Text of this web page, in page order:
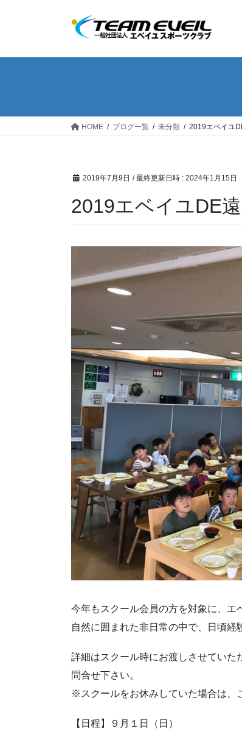
HOME ブログ一覧 未分類 2019エベイユ
2019年7月9日 / 最終更新日時 : 2024年1月15日
2019エベイユDE
今年もスクール会員の方を対象に、エ
自然に囲まれた非日常の中で、日頃経
詳細はスクール時にお渡しさせていた
問合せ下さい。
※スクールをお休みしていた場合は、
【日程】９月１日（日）